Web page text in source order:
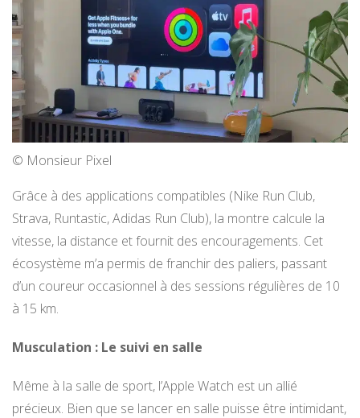
© Monsieur Pixel
Grâce à des applications compatibles (Nike Run Club,
Strava, Runtastic, Adidas Run Club), la montre calcule la
vitesse, la distance et fournit des encouragements. Cet
écosystème m’a permis de franchir des paliers, passant
d’un coureur occasionnel à des sessions régulières de 10
à 15 km.
Musculation : Le suivi en salle
Même à la salle de sport, l’Apple Watch est un allié
précieux. Bien que se lancer en salle puisse être intimidant,